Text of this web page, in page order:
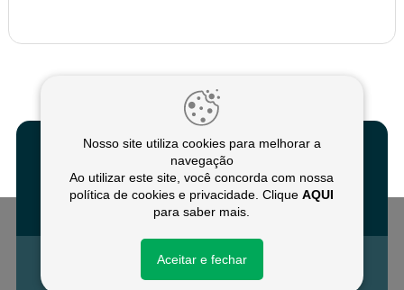
Nosso site utiliza cookies para melhorar a
navegação
Ao utilizar este site, você concorda com nossa
política de cookies e privacidade. CliqueAQUI
para saber mais.
Aceitar e fechar
Fale conosco
Converse no WhatsApp